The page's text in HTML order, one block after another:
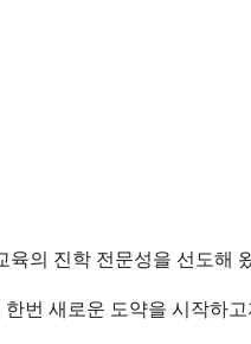
육의 진학 전문성을 선도해
번 새로운 도약을 시작하